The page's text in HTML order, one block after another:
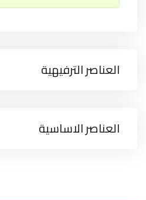
العناصر الترفيهية
العناصر الاساسية